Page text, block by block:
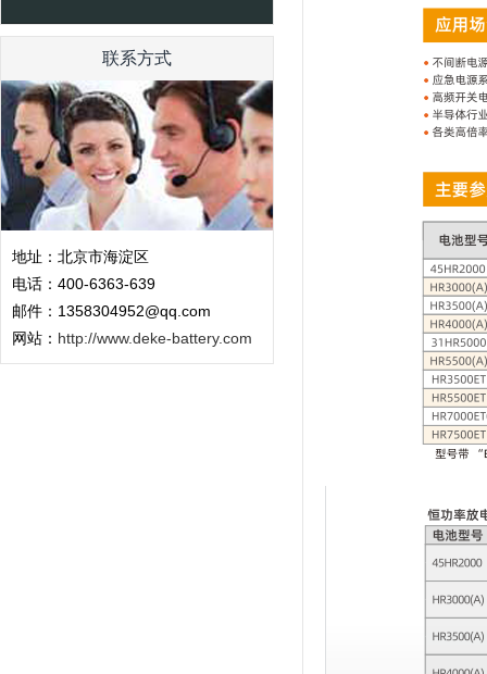
联系方式
地址：北京市海淀区
电话：400-6363-639
邮件：1358304952@qq.com
网站： http://www.deke-battery.com